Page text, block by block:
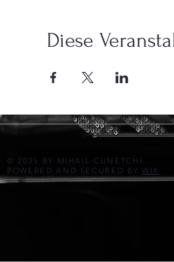
Diese
© 2025 BY MIHAIL CUNEȚCHI.
POWERED AND SECURED BY WIX